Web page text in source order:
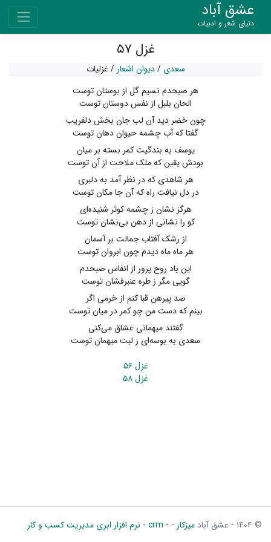
عشق آباد
دنیای شعر و ادبیات
غزل ۵۷
سعدی /دیوان اشعار / غزلیات
هر صبحدم نسیم گل از بوستان توست
الحان بلبل از نفس دوستان توست
چون خضر دید آن لب جان بخش دلفریب
گفتا که آب چشمه حیوان دهان توست
یوسف به بندگیت کمر بسته بر میان
بودش یقین که ملک ملاحت از آن توست
هر شاهدی که در نظر آمد به دلبری
در دل نیافت راه که آن جا مکان توست
هرگز نشان ز چشمه کوثر شنیده‌ای
کو را نشانی از دهن بی‌نشان توست
از رشک آفتاب جمالت بر آسمان
هر ماه ماه دیدم چون ابروان توست
این باد روح پرور از انفاس صبحدم
گویی مگر ز طره عنبرفشان توست
صد پیرهن قبا کنم از خرمی اگر
بینم که دست من چو کمر در میان توست
گفتند میهمانی عشاق می‌کنی
سعدی به بوسه‌ای ز لبت میهمان توست
غزل ۵۶
غزل ۵۸
© ۱۴۰۴ - عشق آباد میزکار - - crm - نرم افزار ابری مدیریت کسب و کار